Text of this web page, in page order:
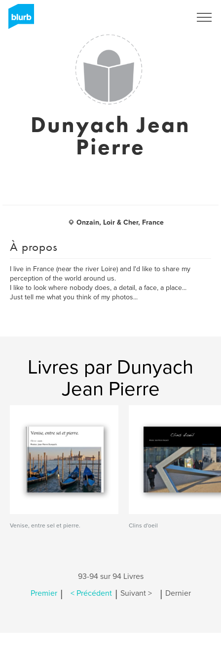
Dunyach Jean
Pierre
Onzain, Loir & Cher, France
À propos
I live in France (near the river Loire) and I'd like to share my
perception of the world around us.
I like to look where nobody does, a detail, a face, a place...
Just tell me what you think of my photos...
Livres par Dunyach
Jean Pierre
Venise, entre sel et pierre. Clins d'oeil
93-94 sur 94 Livres
Premier | < Précédent | Suivant > | Dernier